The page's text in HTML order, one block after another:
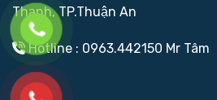
Thạnh, TP.Thuận An
Hotline : 0963.442150 Mr Tâm